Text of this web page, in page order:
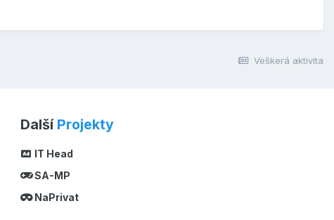
Veškerá aktivita
Další Projekty
IT Head
SA-MP
NaPrivat